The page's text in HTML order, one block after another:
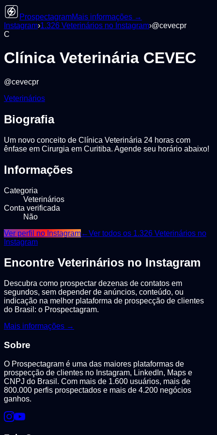
ProspectagramMais informações →
Instagram›1.326 Veterinários no Instagram›@cevecpr
C
Clínica Veterinária CEVEC
@cevecpr
Veterinários
Biografia
Um novo conceito de Clínica Veterinária 24 horas com
ênfase em Cirurgia em Curitiba. Agende seu horário abaixo!
Informações
Categoria
Veterinários
Conta verificada
Não
Ver perfil no Instagram←Ver todos os 1.326 Veterinários no
Instagram
Encontre Veterinários no Instagram
Descubra como prospectar dezenas de contatos em
segundos, sem depender de anúncios, conteúdo, ou
indicação na melhor plataforma de prospecção de clientes
do Brasil: o Prospectagram.
Mais informações →
Sobre
O Prospectagram é uma das maiores plataformas de
prospecção de clientes no Instagram, LinkedIn, Maps e
CNPJ do Brasil. Com mais de 1.600 usuários, mais de
800.000 perfis prospectados e mais de 4.200 negócios
ganhos.